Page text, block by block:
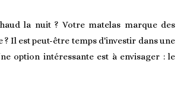
la nuit ? Votre matelas marque des
? Il est peut-être temps d'investir dans une
option intéressante est à envisager : le